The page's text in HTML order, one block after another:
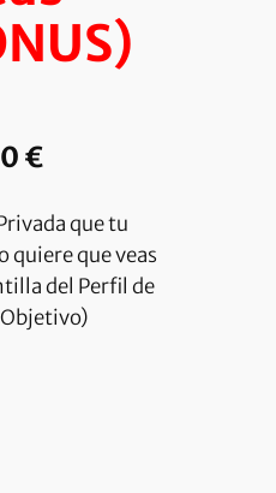
€
que tu
quiere que veas
del Perfil de